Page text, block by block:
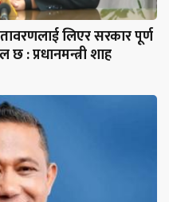
लिएर सरकार पूर्ण
: प्रधानमन्त्री शाह